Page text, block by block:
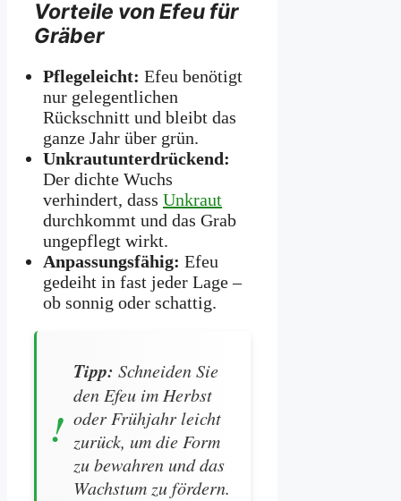
Vorteile von Efeu für
Gräber
Pflegeleicht: Efeu benötigt
nur gelegentlichen
Rückschnitt und bleibt das
ganze Jahr über grün.
Unkrautunterdrückend:
Der dichte Wuchs
verhindert, dass Unkraut
durchkommt und das Grab
ungepflegt wirkt.
Anpassungsfähig: Efeu
gedeiht in fast jeder Lage –
ob sonnig oder schattig.
Tipp: Schneiden Sie
den Efeu im Herbst
oder Frühjahr leicht
zurück, um die Form
zu bewahren und das
Wachstum zu fördern.